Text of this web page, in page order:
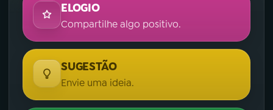
ELOGIO
Compartilhe algo positivo.
SUGESTÃO
Envie uma ideia.